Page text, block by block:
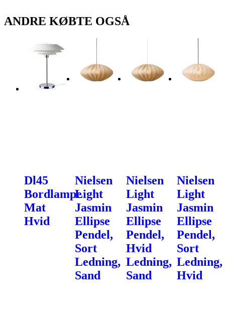
ANDRE KØBTE OGSÅ
Dl45
Bordlampe
Mat
Hvid
Nielsen
Light
Jasmin
Ellipse
Pendel,
Sort
Ledning,
Sand
Nielsen
Light
Jasmin
Ellipse
Pendel,
Hvid
Ledning,
Sand
Nielsen
Light
Jasmin
Ellipse
Pendel,
Sort
Ledning,
Hvid